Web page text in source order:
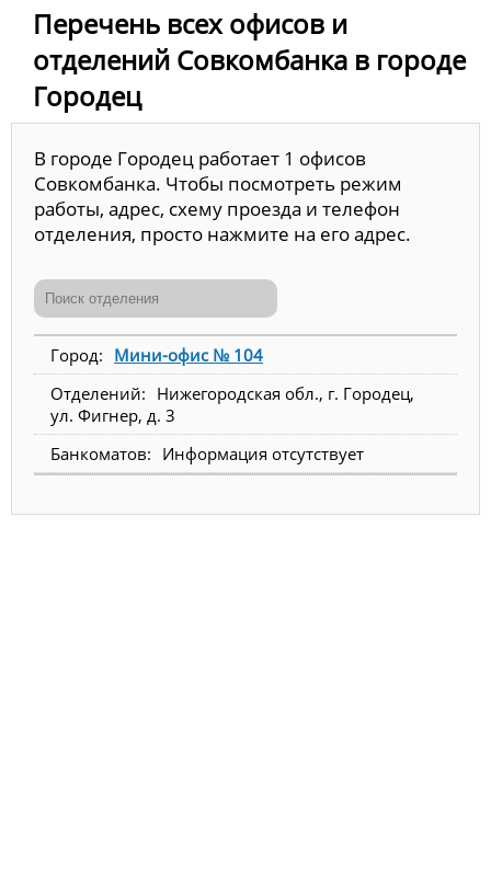
Перечень всех офисов и
отделений Совкомбанка в городе
Городец
В городе Городец работает 1 офисов
Совкомбанка. Чтобы посмотреть режим
работы, адрес, схему проезда и телефон
отделения, просто нажмите на его адрес.
Мини-офис № 104
Нижегородская обл., г. Городец,
ул. Фигнер, д. 3
Информация отсутствует